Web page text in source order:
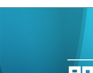
財經｜美
本地｜新
定高消費客